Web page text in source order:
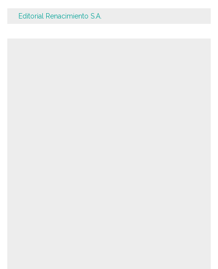
Editorial Renacimiento S.A.